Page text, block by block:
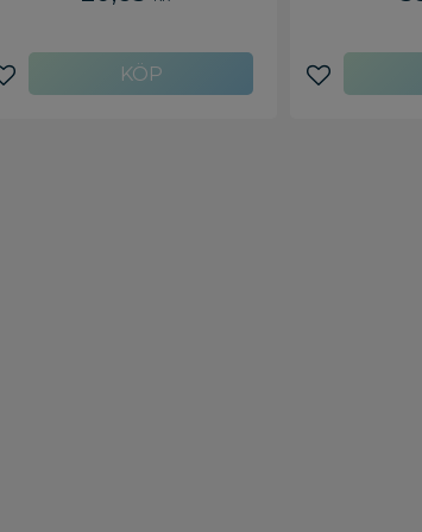
Lägg till i favoriter Lägg till i